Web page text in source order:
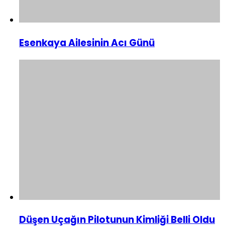
Esenkaya Ailesinin Acı Günü
Düşen Uçağın Pilotunun Kimliği Belli Oldu